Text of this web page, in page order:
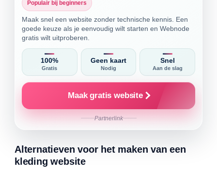
Populair bij beginners
Maak snel een website zonder technische kennis. Een
goede keuze als je eenvoudig wilt starten en Webnode
gratis wilt uitproberen.
100%
Gratis
Geen kaart
Nodig
Snel
Aan de slag
Maak gratis website
Partnerlink
Alternatieven voor het maken van een
kleding website